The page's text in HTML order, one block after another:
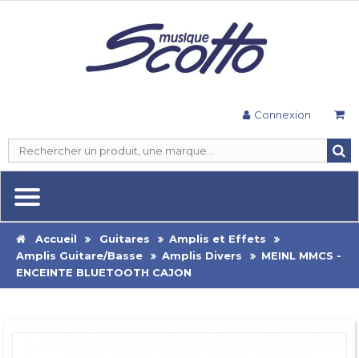
Connexion
Accueil Guitares
Amplis et Effets
Amplis Guitare/Basse
Amplis Divers
MEINL MMCS -
ENCEINTE BLUETOOTH CAJON